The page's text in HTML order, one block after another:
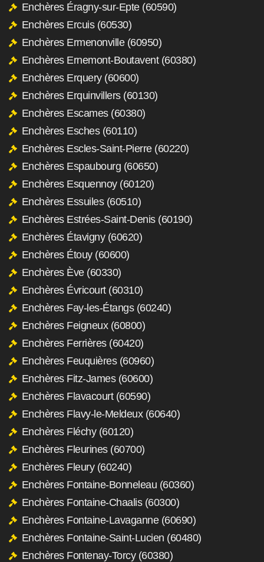
Enchères Éragny-sur-Epte (60590)
Enchères Ercuis (60530)
Enchères Ermenonville (60950)
Enchères Ernemont-Boutavent (60380)
Enchères Erquery (60600)
Enchères Erquinvillers (60130)
Enchères Escames (60380)
Enchères Esches (60110)
Enchères Escles-Saint-Pierre (60220)
Enchères Espaubourg (60650)
Enchères Esquennoy (60120)
Enchères Essuiles (60510)
Enchères Estrées-Saint-Denis (60190)
Enchères Étavigny (60620)
Enchères Étouy (60600)
Enchères Ève (60330)
Enchères Évricourt (60310)
Enchères Fay-les-Étangs (60240)
Enchères Feigneux (60800)
Enchères Ferrières (60420)
Enchères Feuquières (60960)
Enchères Fitz-James (60600)
Enchères Flavacourt (60590)
Enchères Flavy-le-Meldeux (60640)
Enchères Fléchy (60120)
Enchères Fleurines (60700)
Enchères Fleury (60240)
Enchères Fontaine-Bonneleau (60360)
Enchères Fontaine-Chaalis (60300)
Enchères Fontaine-Lavaganne (60690)
Enchères Fontaine-Saint-Lucien (60480)
Enchères Fontenay-Torcy (60380)